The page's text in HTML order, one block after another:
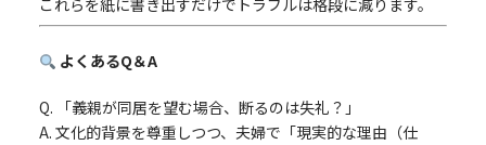
これらを紙に書き出すだけでトラブルは格段に減ります。
よくあるQ＆A
Q. 「義親が同居を望む場合、断るのは失礼？」
A. 文化的背景を尊重しつつ、夫婦で「現実的な理由（仕